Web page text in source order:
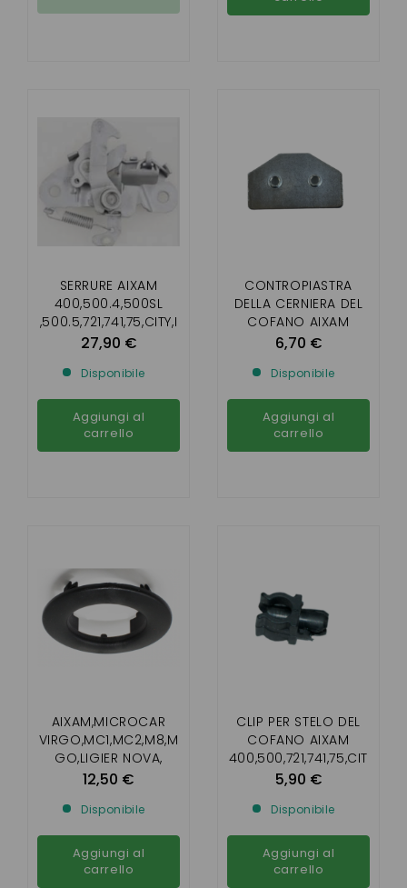
SERRURE AIXAM
400,500.4,500SL
,500.5,721,741,75,CITY,I
MPULSION , VISION ,
27,90 €
Disponibile
Aggiungi al
carrello
CONTROPIASTRA
DELLA CERNIERA DEL
COFANO AIXAM
6,70 €
Disponibile
Aggiungi al
carrello
AIXAM,MICROCAR
VIRGO,MC1,MC2,M8,M
GO,LIGIER NOVA,
XTOO R/S/RS,IX0,
JS60,CHATENET26,28,
30,32, JDM , BELLIER
B8
12,50 €
Disponibile
Aggiungi al
carrello
CLIP PER STELO DEL
COFANO AIXAM
400,500,721,741,75,CIT
Y,SCOUTY,CROSSLINE,
GTO,CROSSOVER
(GAMMA IMPULSI)
5,90 €
Disponibile
Aggiungi al
carrello